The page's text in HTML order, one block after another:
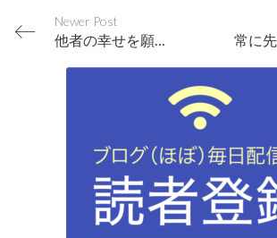
Newer Post
他者の幸せを願うには、まずは自分が稼ぐこと